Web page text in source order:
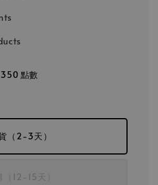
點數
（2-3天）
（12-15天）